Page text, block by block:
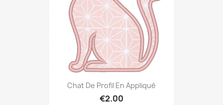
Chat De Profil En Appliqué
€2.00